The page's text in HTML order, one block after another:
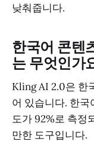
낮춰줍니다.
한국어 콘텐
는 무엇인가
Kling AI 2.0은 한
어 있습니다. 한
도가 92%로 측정
만한 도구입니다.